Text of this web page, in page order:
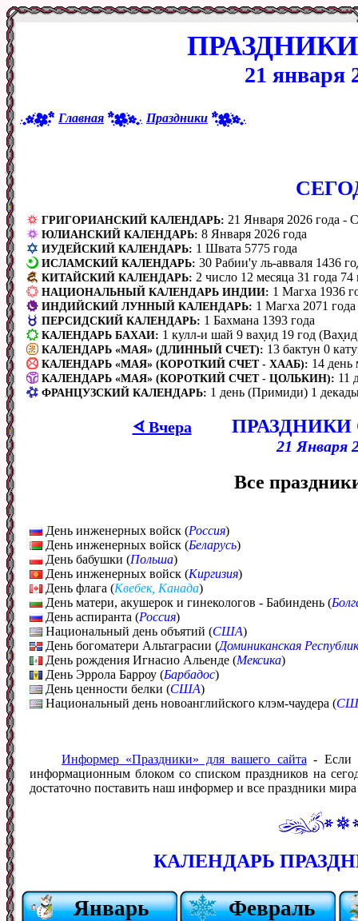
21 января
Главная Праздники
ГРИГОРИАНСКИЙ КАЛЕНДАРЬ: 21 Января 2026 года -
ЮЛИАНСКИЙ КАЛЕНДАРЬ: 8 Января 2026 года
ИУДЕЙСКИЙ КАЛЕНДАРЬ: 1 Швата 5775 года
ИСЛАМСКИЙ КАЛЕНДАРЬ: 30 Рабии'у ль-авваля 1436
КИТАЙСКИЙ КАЛЕНДАРЬ: 2 число 12 месяца 31 года
НАЦИОНАЛЬНЫЙ КАЛЕНДАРЬ ИНДИИ: 1 Магха 1936
ИНДИЙСКИЙ ЛУННЫЙ КАЛЕНДАРЬ: 1 Магха 2071
ПЕРСИДСКИЙ КАЛЕНДАРЬ: 1 Бахмана 1393 года
КАЛЕНДАРЬ БАХАИ: 1 кулл-и шай 9 вах̣ид 19 год
КАЛЕНДАРЬ «МАЯ» (ДЛИННЫЙ СЧЕТ): 13 бактун 0
КАЛЕНДАРЬ «МАЯ» (КОРОТКИЙ СЧЕТ - ХААБ): 14 день
КАЛЕНДАРЬ «МАЯ» (КОРОТКИЙ СЧЕТ - ЦОЛЬКИН): 11
ФРАНЦУЗСКИЙ КАЛЕНДАРЬ: 1 день (Примиди) 1
ᗏ Вчера ПРАЗДНИКИ
21 Января
Все
День инженерных войск (Россия)
День инженерных войск (Беларусь)
День бабушки (Польша)
День инженерных войск (Киргизия)
День флага (Квебек, Канада)
День матери, акушерок и гинекологов - Бабиндень (
День аспиранта (Россия)
Национальный день объятий (США)
День богоматери Альтаграсии (Доминиканская
День рождения Игнасио Альенде (Мексика)
День Эррола Барроу (Барбадос)
День ценности белки (США)
Национальный день новоанглийского клэм-чаудера (
Информер «Праздники» для вашего сайта - Если
информационным блоком со списком праздников на
достаточно поставить наш информер и все праздники мира
КАЛЕНДАРЬ
Январь Февраль